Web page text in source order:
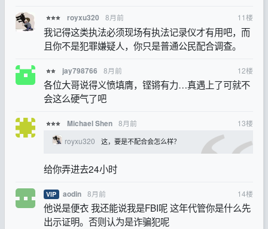
⭐⭐⭐ royxu320 8月前 11楼
我记得这类执法必须现场有执法记录仪才有用吧，而
且你不是犯罪嫌疑人，你只是普通公民配合调查。
⭐⭐ jay798766 8月前 12楼
各位大哥说得义愤填膺，铿锵有力…真遇上了可就不
会这么硬气了吧
⭐⭐⭐ Michael Shen 8月前 13楼
royxu320
这，要是不配合会怎么样？
给你弄进去24小时
VIP aodin 8月前 14楼
他说是便衣 我还能说我是FBI呢 这年代管你是什么先
出示证明。否则认为是诈骗犯呢